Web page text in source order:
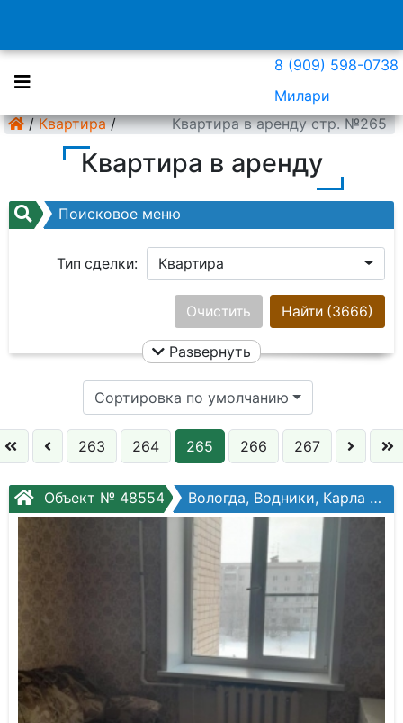
8 (909) 598-0738
Милари
/ Квартира / Квартира в аренду стр. №265
Квартира в аренду
Поисковое меню
Тип сделки: Квартира
Ничего не выбрано
Цена:
Кол. комнат:
Этаж:
Слово:
Найти (3666)
Очистить
Развернуть
Сортировка по умолчанию
263 264 265 266 267
Объект № 48554 Вологда, Водники, Карла Маркса ул, №97